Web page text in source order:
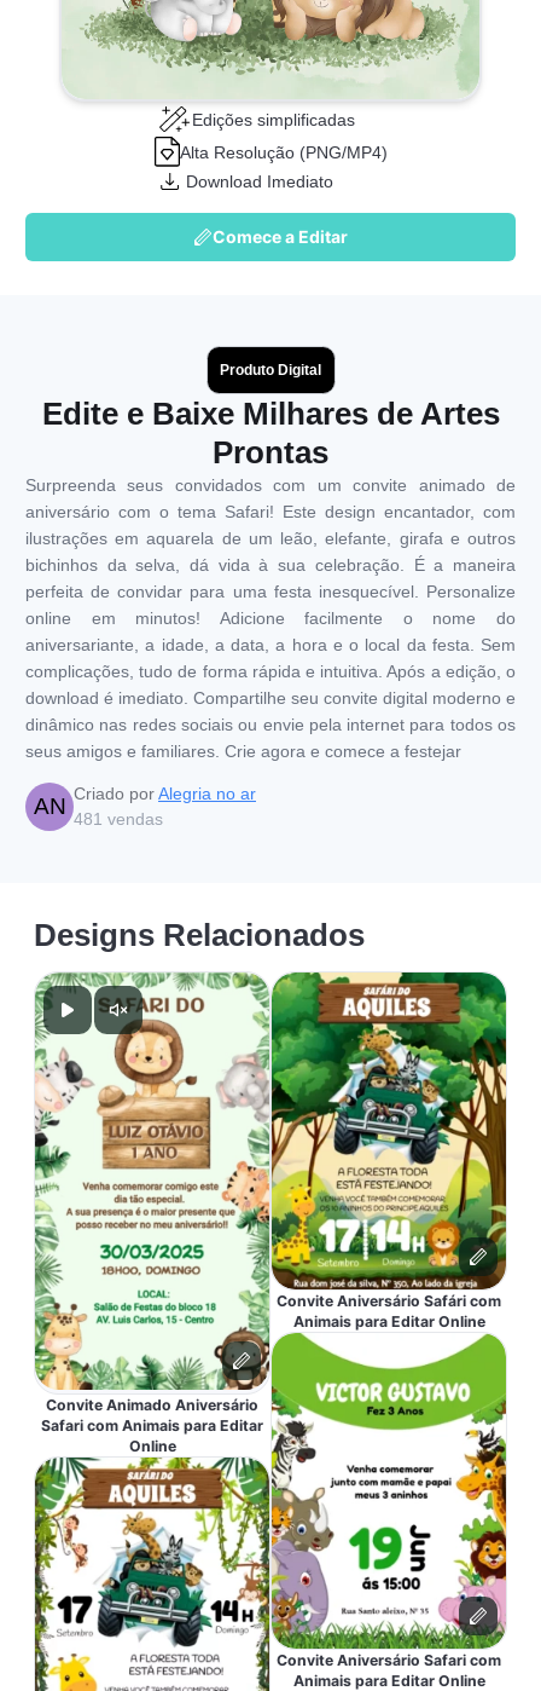
Edições simplificadas
Alta Resolução (PNG/MP4)
Download Imediato
Comece a Editar
Produto Digital
Edite e Baixe Milhares de Artes
Prontas
Surpreenda seus convidados com um convite animado de
aniversário com o tema Safari! Este design encantador, com
ilustrações em aquarela de um leão, elefante, girafa e outros
bichinhos da selva, dá vida à sua celebração. É a maneira
perfeita de convidar para uma festa inesquecível. Personalize
online em minutos! Adicione facilmente o nome do
aniversariante, a idade, a data, a hora e o local da festa. Sem
complicações, tudo de forma rápida e intuitiva. Após a edição, o
download é imediato. Compartilhe seu convite digital moderno e
dinâmico nas redes sociais ou envie pela internet para todos os
seus amigos e familiares. Crie agora e comece a festejar
AN Criado porAlegria no ar
481 vendas
Designs Relacionados
Convite Animado Aniversário
Safari com Animais para Editar
Online
Convite Aniversário Safári com
Animais para Editar Online
Convite Aniversário Safari com
Animais para Editar Online